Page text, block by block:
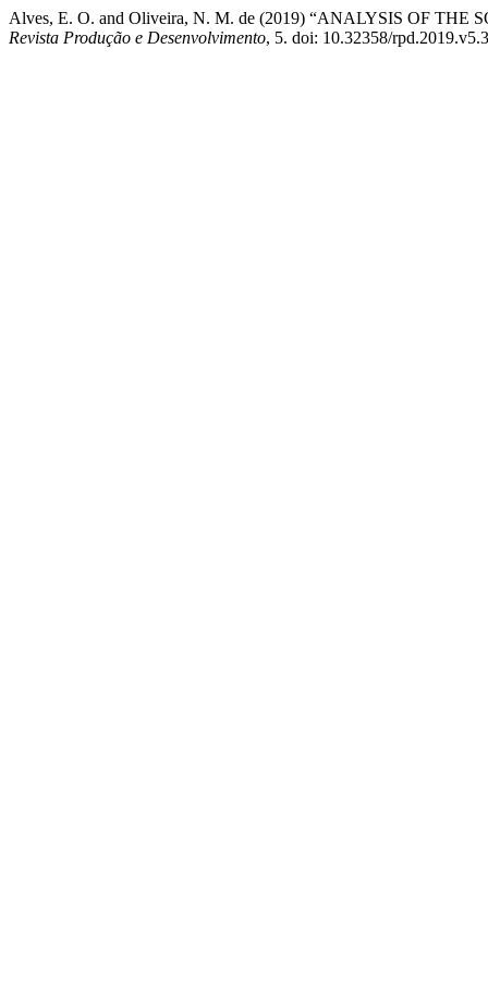
Alves, E. O. and Oliveira, N. M. de (2019) “ANALYSIS OF
Revista Produção e Desenvolvimento, 5. doi: 10.32358/